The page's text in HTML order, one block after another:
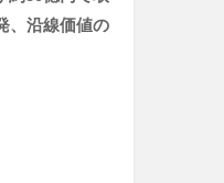
、沿線価値の